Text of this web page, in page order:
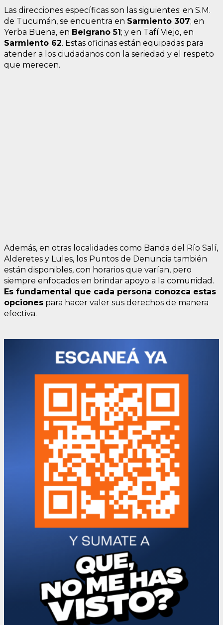
Las direcciones específicas son las siguientes: en S.M.
de Tucumán, se encuentra en Sarmiento 307; en
Yerba Buena, en Belgrano 51; y en Tafí Viejo, en
Sarmiento 62. Estas oficinas están equipadas para
atender a los ciudadanos con la seriedad y el respeto
que merecen.
Además, en otras localidades como Banda del Río Salí,
Alderetes y Lules, los Puntos de Denuncia también
están disponibles, con horarios que varían, pero
siempre enfocados en brindar apoyo a la comunidad.
Es fundamental que cada persona conozca estas
opciones para hacer valer sus derechos de manera
efectiva.